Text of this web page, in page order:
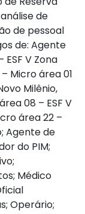
de
de pessoal
de: Agente
V Zona
Micro área 01
Milênio,
08 – ESF V
área 22 –
Agente de
do PIM;
Médico
Operário;